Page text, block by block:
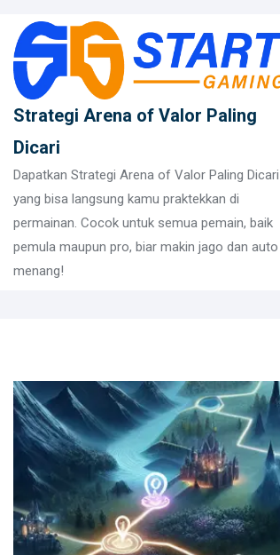
content
Strategi Arena of Valor Paling
Dicari
Dapatkan Strategi Arena of Valor Paling Dicari
yang bisa langsung kamu praktekkan di
permainan. Cocok untuk semua pemain, baik
pemula maupun pro, biar makin jago dan auto
menang!